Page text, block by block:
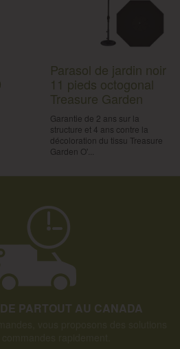
Parasol de jardin noir
11 pieds octogonal
Treasure Garden
Garantie de 2 ans sur la
structure et 4 ans contre la
décoloration du tissu Treasure
Garden O'...
PARTOUT AU CANADA